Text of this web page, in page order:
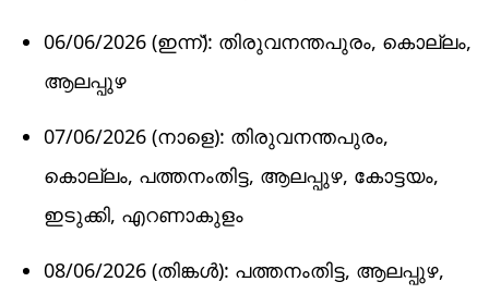
06/06/2026 (ഇന്ന്): തിരുവനന്തപുരം, കൊല്ലം,
ആലപ്പുഴ
07/06/2026 (നാളെ): തിരുവനന്തപുരം,
കൊല്ലം, പത്തനംതിട്ട, ആലപ്പുഴ, കോട്ടയം,
ഇടുക്കി, എറണാകുളം
08/06/2026 (തിങ്കൾ): പത്തനംതിട്ട, ആലപ്പുഴ,